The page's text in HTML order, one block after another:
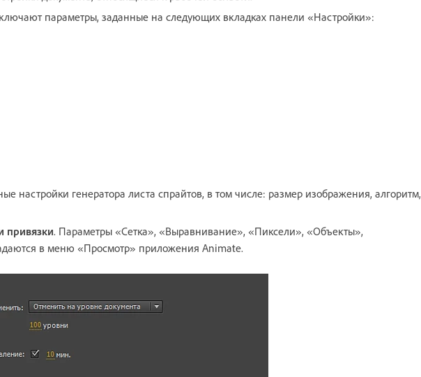
параметры, заданные на следующих вкладках панели «Настройки»:
настройки генератора листа спрайтов, в том числе: размер изображения, алгоритм,
привязки. Параметры «Сетка», «Выравнивание», «Пиксели», «Объекты»,
в меню «Просмотр» приложения Animate.